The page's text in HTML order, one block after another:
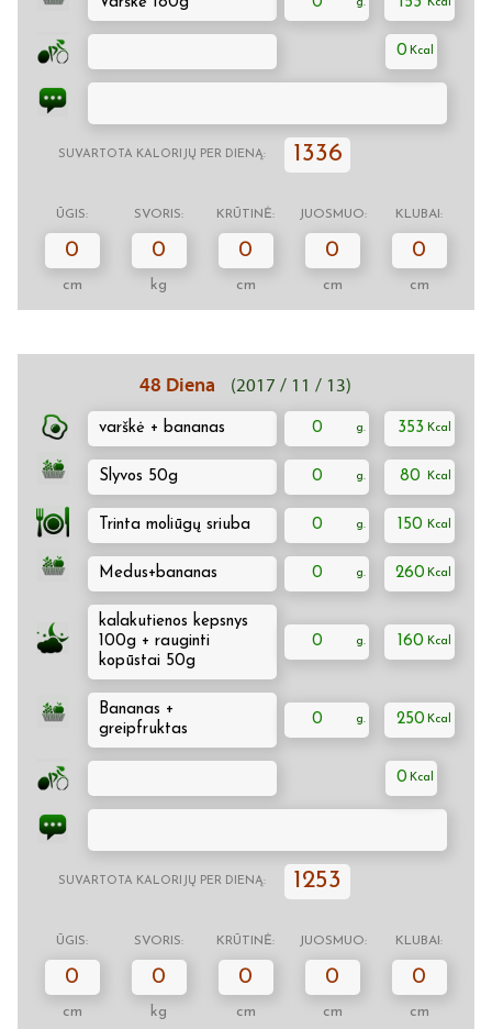
0
SUVARTOTA KALORIJŲ PER DIENĄ: 1336
ŪGIS: SVORIS: KRŪTINĖ: JUOSMUO: KLUBAI:
0
cm
0
kg
0
cm
0
cm
0
cm
48 Diena (2017 / 11 / 13)
varškė + bananas 0 353
Slyvos 50g 0 80
Trinta moliūgų sriuba 0 150
Medus+bananas 0 260
kalakutienos kepsnys
100g + rauginti
kopūstai 50g
0 160
Bananas +
greipfruktas
0 250
0
SUVARTOTA KALORIJŲ PER DIENĄ: 1253
ŪGIS: SVORIS: KRŪTINĖ: JUOSMUO: KLUBAI:
0
cm
0
kg
0
cm
0
cm
0
cm